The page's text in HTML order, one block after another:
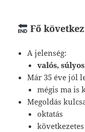
Fő
A jelenség:
valós,
Már 35 éve jól
mégis ma is
Megoldás
oktatás